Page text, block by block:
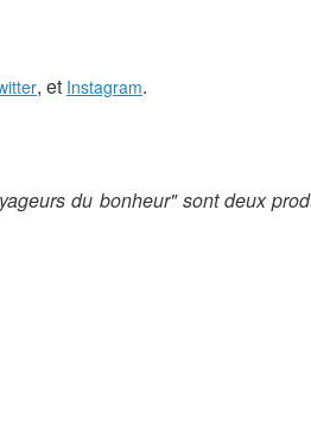
, et Instagram.
du bonheur" sont deux